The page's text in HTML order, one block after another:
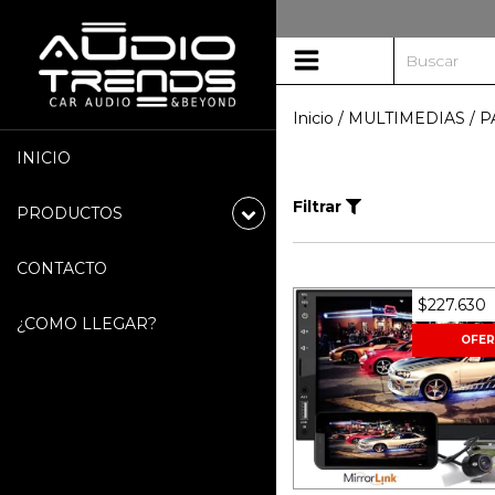
INICIO
PRODUCTOS
CONTACTO
¿COMO LLEGAR?
Inicio / MULTIMEDIAS /
Filtrar
$227.630
Stereo Multimedia 2
P9 - Mirror Link para
y iPhone - USB y